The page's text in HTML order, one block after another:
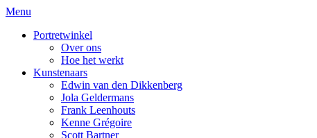
Menu
Portretwinkel
Over ons
Hoe het werkt
Kunstenaars
Edwin van den Dikkenberg
Jola Geldermans
Frank Leenhouts
Kenne Grégoire
Scott Bartner